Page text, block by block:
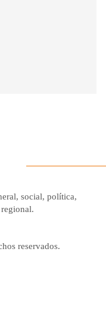
social, política,
reservados.